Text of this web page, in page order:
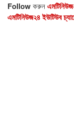
Followকরুন
এমটিনিউজ২৪ ইউটিউব